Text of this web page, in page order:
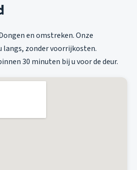
en omstreken. Onze
langs, zonder voorrijkosten.
30 minuten bij u voor de deur.